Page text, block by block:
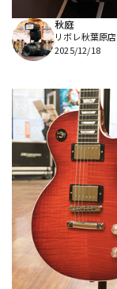
秋庭
リボレ秋葉原店
2025/12/18